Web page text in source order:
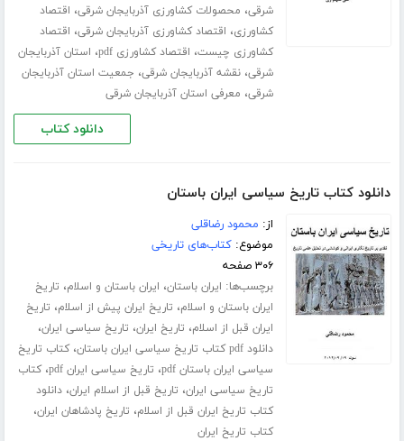
شرقی، محصولات کشاورزی آذربایجان شرقی، اقتصاد
کشاورزی، اقتصاد کشاورزی آذربایجان شرقی، اقتصاد
کشاورزی چیست، اقتصاد کشاورزی pdf ، استان آذربایجان
شرقی،نقشه آذربایجان شرقی، جمعیت استان آذربایجان
شرقی، معرفی استان آذربایجان شرقی
دانلود کتاب
دانلود کتاب تاریخ سیاسی ایران باستان
از: محمود رضاقلی
موضوع:کتاب‌های تاریخی
۳۰۶ صفحه
برچسب‌ها: ایران باستان، ایران باستان و اسلام، تاریخ
ایران باستان و اسلام، تاریخ ایران پیش از اسلام، تاریخ
ایران قبل از اسلام، تاریخ ایران، تاریخ سیاسی ایران،
دانلود pdf کتاب تاریخ سیاسی ایران باستان ،کتاب تاریخ
سیاسی ایران باستان pdf
، تاریخ سیاسی ایران pdf ،کتاب
تاریخ سیاسی ایران، تاریخ قبل از اسلام ایران،دانلود
کتاب تاریخ ایران قبل از اسلام، تاریخ پادشاهان ایران،
کتاب تاریخ ایران